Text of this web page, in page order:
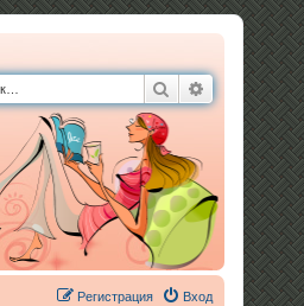
Поиск
Вход
Регистрация